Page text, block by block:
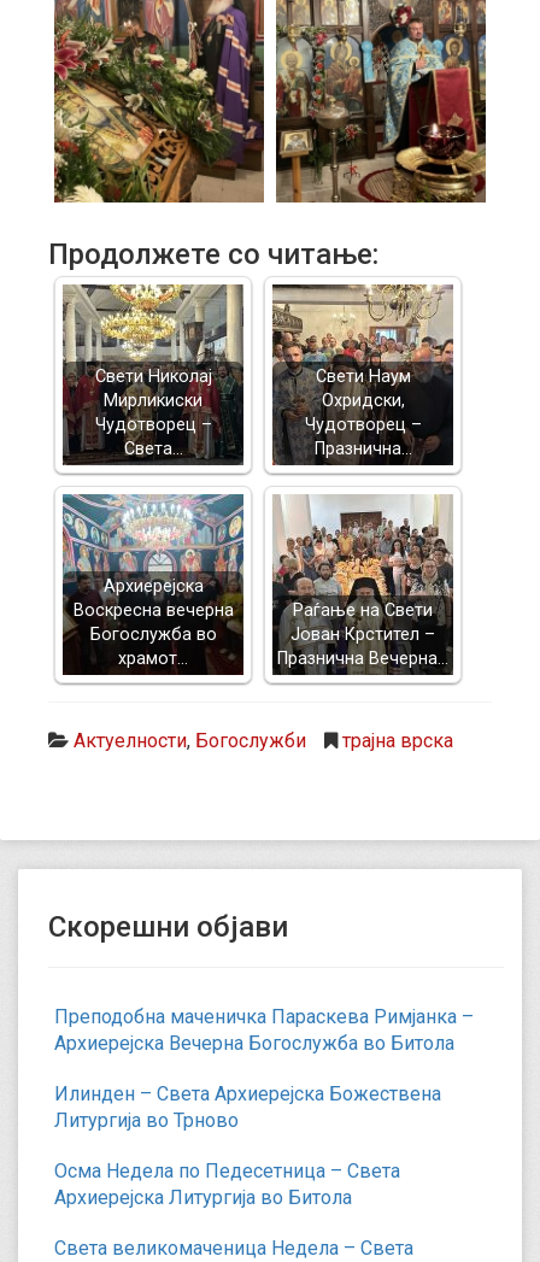
Продолжете со читање:
Свети Николај
Мирликиски
Чудотворец –
Света…
Свети Наум
Охридски,
Чудотворец –
Празнична…
Архиерејска
Воскресна вечерна
Богослужба во
храмот…
Раѓање на Свети
Јован Крстител –
Празнична Вечерна…
Актуелности, Богослужби трајна врска
Скорешни објави
Преподобна маченичка Параскева Римјанка –
Архиерејска Вечерна Богослужба во Битола
Илинден – Света Архиерејска Божествена
Литургија во Трново
Осма Недела по Педесетница – Света
Архиерејска Литургија во Битола
Света великомаченица Недела – Света